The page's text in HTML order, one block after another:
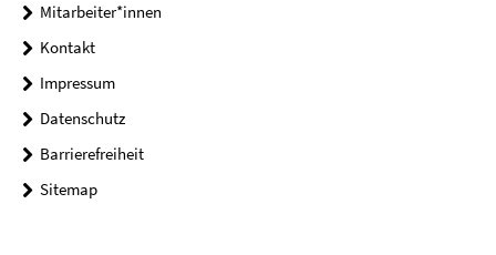
Mitarbeiter*innen
Kontakt
Impressum
Datenschutz
Barrierefreiheit
Sitemap